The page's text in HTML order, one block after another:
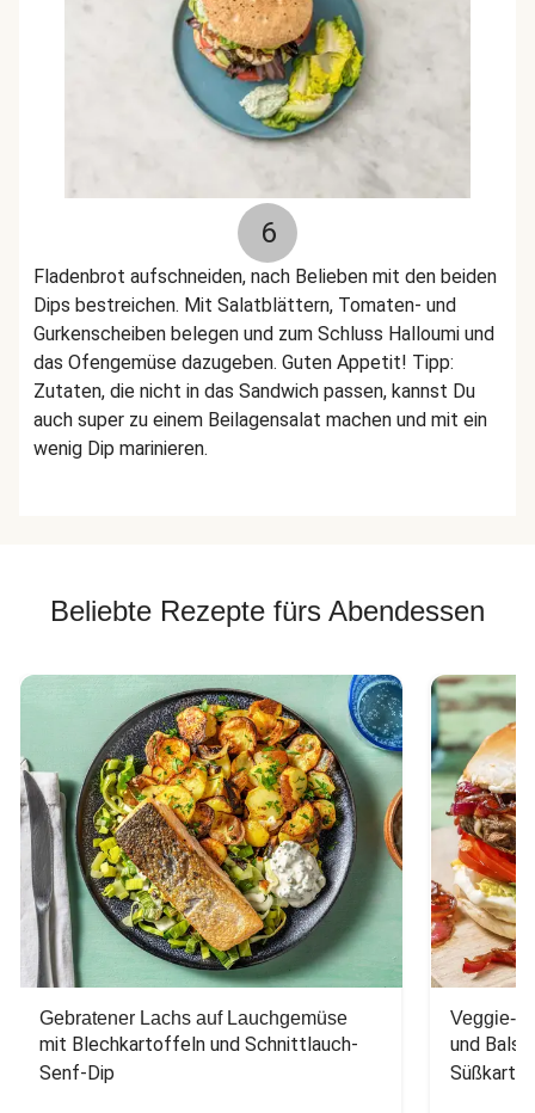
6
Fladenbrot aufschneiden, nach Belieben mit den beiden
Dips bestreichen. Mit Salatblättern, Tomaten- und
Gurkenscheiben belegen und zum Schluss Halloumi und
das Ofengemüse dazugeben. Guten Appetit! Tipp:
Zutaten, die nicht in das Sandwich passen, kannst Du
auch super zu einem Beilagensalat machen und mit ein
wenig Dip marinieren.
Beliebte Rezepte fürs Abendessen
Gebratener Lachs auf Lauchgemüse
mit Blechkartoffeln und Schnittlauch-
Senf-Dip
Veggie-
und